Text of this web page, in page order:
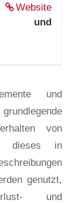
Website
und
und
von
dieses in
genutzt,
und